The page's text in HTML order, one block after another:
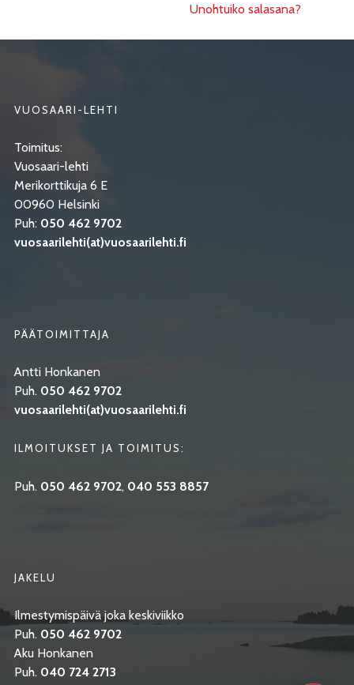
Unohtuiko salasana?
VUOSAARI-LEHTI
Toimitus:
Vuosaari-lehti
Merikorttikuja 6 E
00960 Helsinki
Puh: 050 462 9702
vuosaarilehti(at)vuosaarilehti.fi
PÄÄTOIMITTAJA
Antti Honkanen
Puh. 050 462 9702
vuosaarilehti(at)vuosaarilehti.fi
ILMOITUKSET JA TOIMITUS:
Puh. 050 462 9702, 040 553 8857
JAKELU
Ilmestymispäivä joka keskiviikko
Puh. 050 462 9702
Aku Honkanen
Puh. 040 724 2713